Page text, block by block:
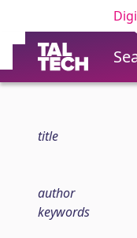
title
author
keywords